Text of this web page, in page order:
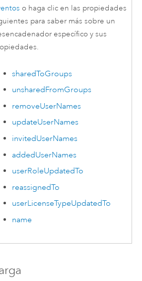
o haga clic en las propiedades
para saber más sobre un
específico y sus
sharedToGroups
unsharedFromGroups
removeUserNames
updateUserNames
invitedUserNames
addedUserNames
userRoleUpdatedTo
reassignedTo
userLicenseTypeUpdatedTo
name